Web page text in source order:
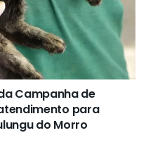
Campanha de
para
do Morro